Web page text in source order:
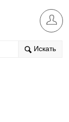
Искать